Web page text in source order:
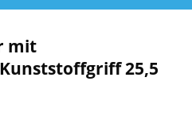
mit
25,5